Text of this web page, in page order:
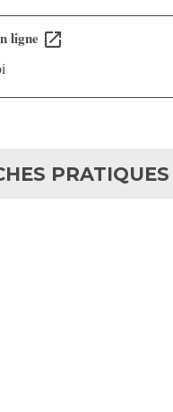
ligne open_in_new
PRATIQUES